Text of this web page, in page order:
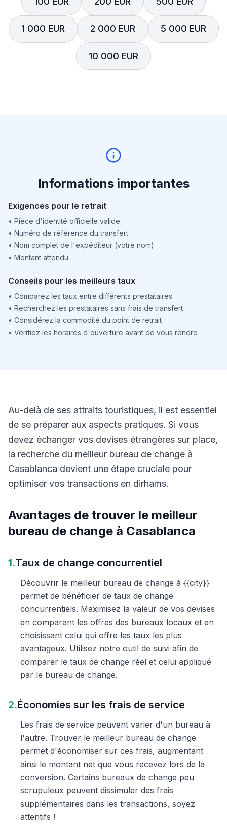
1 000 EUR 2 000 EUR 5 000 EUR
10 000 EUR
Informations importantes
Exigences pour le retrait
• Pièce d'identité officielle valide
• Numéro de référence du transfert
• Nom complet de l'expéditeur (votre nom)
• Montant attendu
Conseils pour les meilleurs taux
• Comparez les taux entre différents prestataires
• Recherchez les prestataires sans frais de transfert
• Considérez la commodité du point de retrait
• Vérifiez les horaires d'ouverture avant de vous rendre
Au-delà de ses attraits touristiques, il est essentiel
de se préparer aux aspects pratiques. Si vous
devez échanger vos devises étrangères sur place,
la recherche du meilleur bureau de change à
Casablanca devient une étape cruciale pour
optimiser vos transactions en dirhams.
Avantages de trouver le meilleur
bureau de change à Casablanca
1.Taux de change concurrentiel
Découvrir le meilleur bureau de change à {{city}}
permet de bénéficier de taux de change
concurrentiels. Maximisez la valeur de vos devises
en comparant les offres des bureaux locaux et en
choisissant celui qui offre les taux les plus
avantageux. Utilisez notre outil de suivi afin de
comparer le taux de change réel et celui appliqué
par le bureau de change.
2.Économies sur les frais de service
Les frais de service peuvent varier d'un bureau à
l'autre. Trouver le meilleur bureau de change
permet d'économiser sur ces frais, augmentant
ainsi le montant net que vous recevez lors de la
conversion. Certains bureaux de change peu
scrupuleux peuvent dissimuler des frais
supplémentaires dans les transactions, soyez
attentifs !